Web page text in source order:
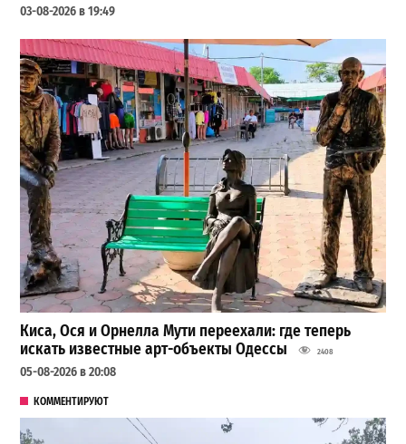
03-08-2026 в 19:49
Киса, Ося и Орнелла Мути переехали: где теперь
искать известные арт-объекты Одессы
2408
05-08-2026 в 20:08
КОММЕНТИРУЮТ